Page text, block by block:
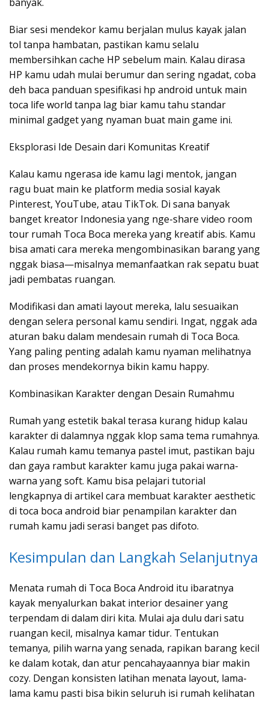
banyak.
Biar sesi mendekor kamu berjalan mulus kayak jalan
tol tanpa hambatan, pastikan kamu selalu
membersihkan cache HP sebelum main. Kalau dirasa
HP kamu udah mulai berumur dan sering ngadat, coba
deh baca panduan spesifikasi hp android untuk main
toca life world tanpa lag biar kamu tahu standar
minimal gadget yang nyaman buat main game ini.
Eksplorasi Ide Desain dari Komunitas Kreatif
Kalau kamu ngerasa ide kamu lagi mentok, jangan
ragu buat main ke platform media sosial kayak
Pinterest, YouTube, atau TikTok. Di sana banyak
banget kreator Indonesia yang nge-share video room
tour rumah Toca Boca mereka yang kreatif abis. Kamu
bisa amati cara mereka mengombinasikan barang yang
nggak biasa—misalnya memanfaatkan rak sepatu buat
jadi pembatas ruangan.
Modifikasi dan amati layout mereka, lalu sesuaikan
dengan selera personal kamu sendiri. Ingat, nggak ada
aturan baku dalam mendesain rumah di Toca Boca.
Yang paling penting adalah kamu nyaman melihatnya
dan proses mendekornya bikin kamu happy.
Kombinasikan Karakter dengan Desain Rumahmu
Rumah yang estetik bakal terasa kurang hidup kalau
karakter di dalamnya nggak klop sama tema rumahnya.
Kalau rumah kamu temanya pastel imut, pastikan baju
dan gaya rambut karakter kamu juga pakai warna-
warna yang soft. Kamu bisa pelajari tutorial
lengkapnya di artikel cara membuat karakter aesthetic
di toca boca android biar penampilan karakter dan
rumah kamu jadi serasi banget pas difoto.
Kesimpulan dan Langkah Selanjutnya
Menata rumah di Toca Boca Android itu ibaratnya
kayak menyalurkan bakat interior desainer yang
terpendam di dalam diri kita. Mulai aja dulu dari satu
ruangan kecil, misalnya kamar tidur. Tentukan
temanya, pilih warna yang senada, rapikan barang kecil
ke dalam kotak, dan atur pencahayaannya biar makin
cozy. Dengan konsisten latihan menata layout, lama-
lama kamu pasti bisa bikin seluruh isi rumah kelihatan